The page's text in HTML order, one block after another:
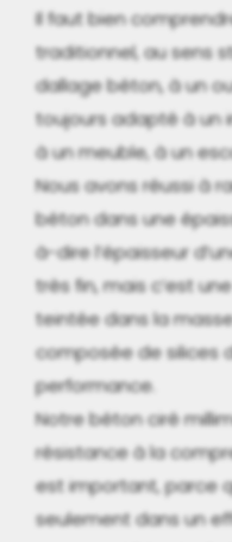
Il faut bien
traditionnel, au sens
dallage béton, à un
toujours adapté à un
à un meuble, à un
Nous avons réussi à
béton dans une
à-dire l’épaisseur
très fin, mais c’est
teintée dans la
composée de silices
performance.
Notre béton ciré
résistance à la
est important, parce
seulement dans un